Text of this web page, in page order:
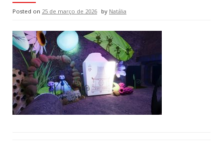
Posted on 25 de março de 2026 byNatália